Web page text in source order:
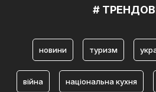
#
новини туризм
війна національна кухня